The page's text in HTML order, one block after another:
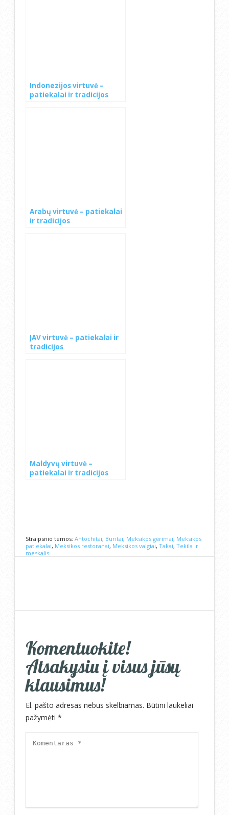
Indonezijos virtuvė –
patiekalai ir tradicijos
Arabų virtuvė – patiekalai
ir tradicijos
JAV virtuvė – patiekalai ir
tradicijos
Maldyvų virtuvė –
patiekalai ir tradicijos
Straipsnio temos: Antochitai, Buritai, Meksikos gėrimai, Meksikos
patiekalai, Meksikos restoranai, Meksikos valgiai, Takai, Tekila ir
meskalis
Komentuokite!
Atsakysiu į visus jūsų
klausimus!
El. pašto adresas nebus skelbiamas. Būtini laukeliai
pažymėti *